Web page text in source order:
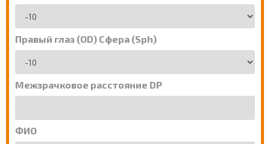
Правый глаз (OD) Сфера (Sph)
Межзрачковое расстояние DP
ФИО